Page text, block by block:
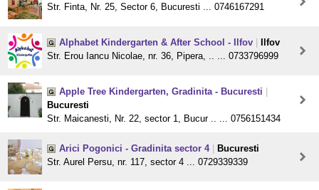
Str. Finta, Nr. 25, Sector 6, Bucuresti ... 0746167291
Alphabet Kindergarten & After School - Ilfov
Ilfov
Str. Erou Iancu Nicolae, nr. 36, Pipera, .. ... 0733796999
Apple Tree Kindergarten, Gradinita - Bucuresti
Bucuresti
Str. Maicanesti, Nr. 22, sector 1, Bucur .. ... 0756151434
Arici Pogonici - Gradinita sector 4
Bucuresti
Str. Aurel Persu, nr. 117, sector 4 ... 0729339339